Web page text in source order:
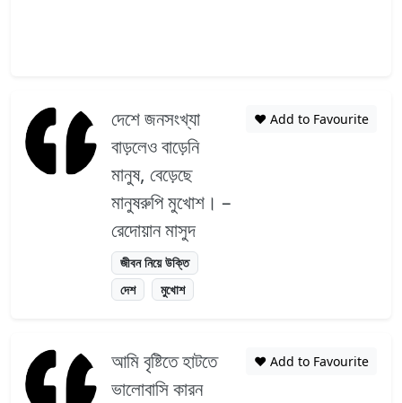
দেশে জনসংখ্যা
বাড়লেও বাড়েনি
মানুষ, বেড়েছে
মানুষরুপি মুখোশ। –
রেদোয়ান মাসুদ
জীবন নিয়ে উক্তি
দেশ
মুখোশ
❤️ Add to Favourite
আমি বৃষ্টিতে হাটতে
ভালোবাসি কারন
❤️ Add to Favourite